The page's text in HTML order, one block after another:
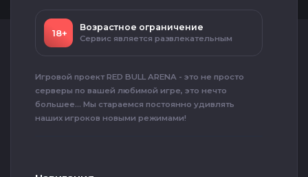
18+
Возрастное ограничение
Сервис является развлекательным
Игровой проект RED BULL ARENA - это не просто
серверы по вашей любимой игре, это нечто
большее... Мы стараемся постоянно удивлять
наших игроков новыми режимами!